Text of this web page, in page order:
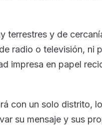
terrestres y de
radio o televisión, ni
impresa en papel
con un solo distrito,
su mensaje y sus